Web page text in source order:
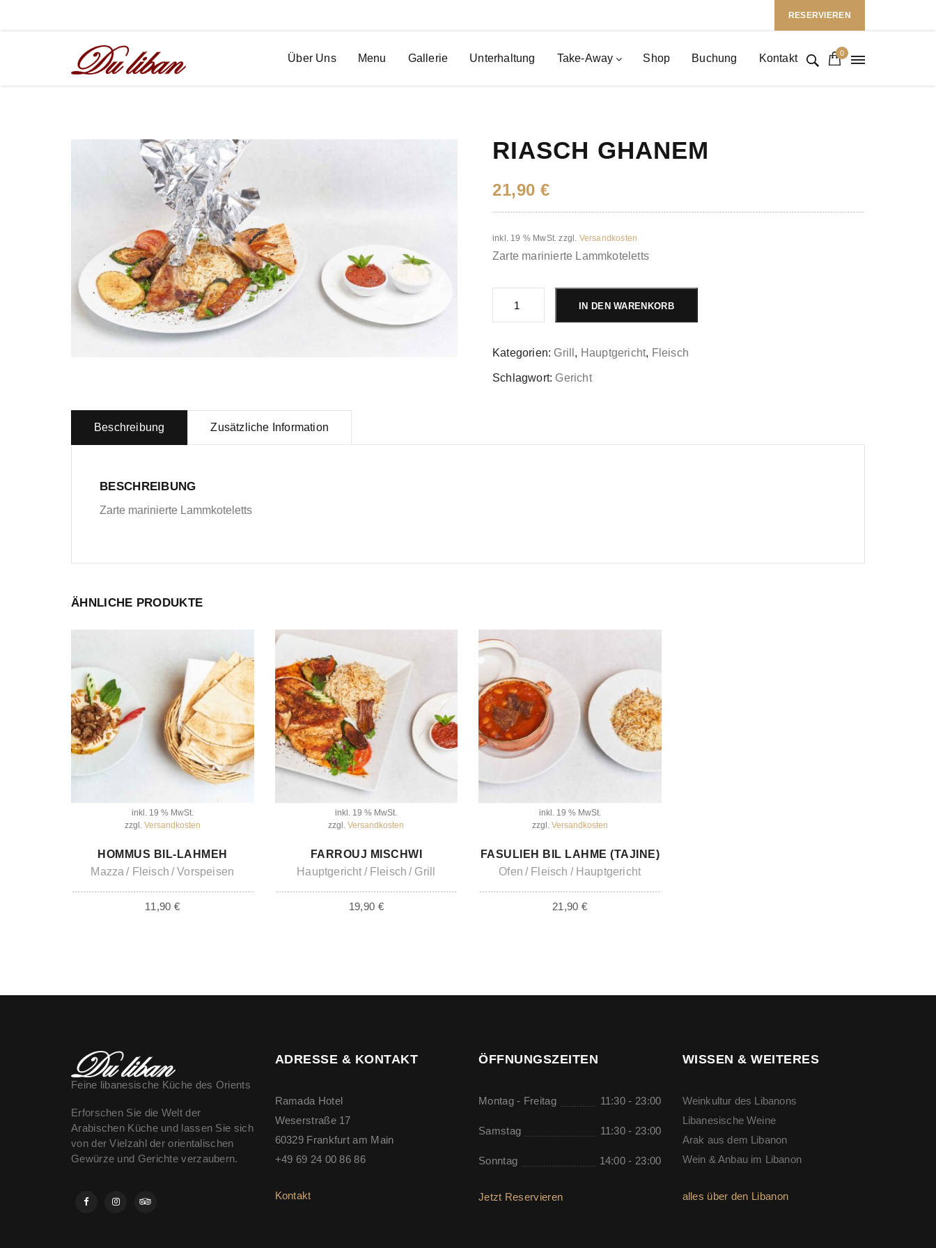
RESERVIEREN
0
Über Uns Menu Gallerie Unterhaltung Take-Away Shop Buchung Kontakt
RIASCH GHANEM
21,90 €
inkl. 19 % MwSt. zzgl. Versandkosten
Zarte marinierte Lammkoteletts
Ghanem
IN DEN WARENKORB
Kategorien: Grill , Hauptgericht, Fleisch
Schlagwort: Gericht
Beschreibung Zusätzliche Information
BESCHREIBUNG
Zarte marinierte Lammkoteletts
ÄHNLICHE PRODUKTE
inkl. 19 % MwSt.
zzgl. Versandkosten
IN DEN WARENKORB
HOMMUS BIL-LAHMEH
Mazza
Fleisch Vorspeisen
11,90 €
inkl. 19 % MwSt.
zzgl.Versandkosten
IN DEN WARENKORB
FARROUJ MISCHWI
Hauptgericht
Fleisch Grill
19,90 €
inkl. 19 % MwSt.
zzgl. Versandkosten
IN DEN WARENKORB
FASULIEH BIL LAHME (TAJINE)
Ofen
Fleisch Hauptgericht
21,90 €
Feine libanesische Küche des Orients
Erforschen Sie die Welt der
Arabischen Küche und lassen Sie sich
von der Vielzahl der orientalischen
Gewürze und Gerichte verzaubern.
ADRESSE & KONTAKT
Ramada Hotel
Weserstraße 17
60329 Frankfurt am Main
+49 69 24 00 86 86
Kontakt
ÖFFNUNGSZEITEN
Montag - Freitag 11:30 - 23:00
Samstag 11:30 - 23:00
Sonntag 14:00 - 23:00
Jetzt Reservieren
WISSEN & WEITERES
Weinkultur des Libanons
Libanesische Weine
Arak aus dem Libanon
Wein & Anbau im Libanon
alles über den Libanon